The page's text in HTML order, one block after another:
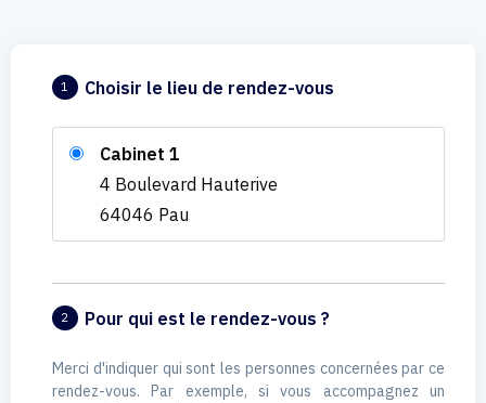
1 Choisir le lieu de rendez-vous
Cabinet 1
4 Boulevard Hauterive
64046 Pau
2 Pour qui est le rendez-vous ?
Merci d'indiquer qui sont les personnes concernées par ce
rendez-vous. Par exemple, si vous accompagnez un